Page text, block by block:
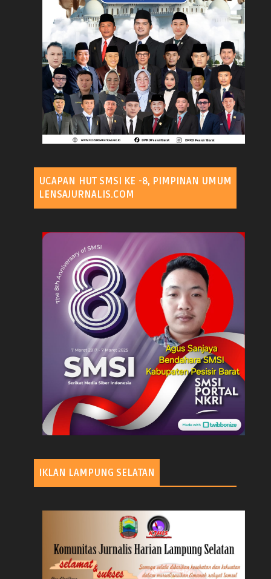
UCAPAN HUT SMSI KE -8, PIMPINAN UMUM
LENSAJURNALIS.COM
IKLAN LAMPUNG SELATAN